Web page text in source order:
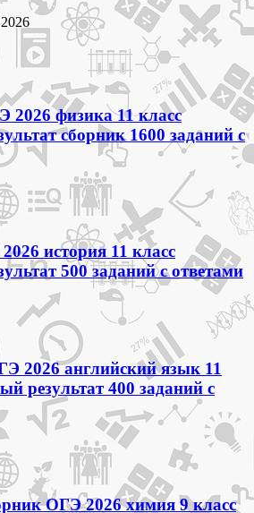
2026 физика 11 класс
сборник 1600 заданий с
история 11 класс
500 заданий с ответами
2026 английский язык 11
результат 400 заданий с
ОГЭ 2026 химия 9 класс